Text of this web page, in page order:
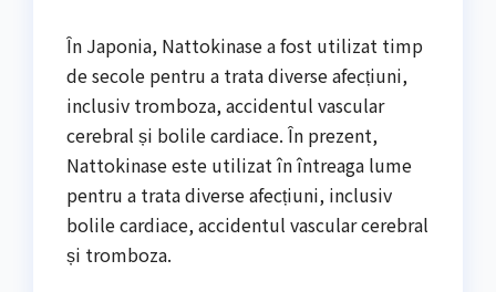
În Japonia, Nattokinase a fost utilizat timp
de secole pentru a trata diverse afecțiuni,
inclusiv tromboza, accidentul vascular
cerebral și bolile cardiace. În prezent,
Nattokinase este utilizat în întreaga lume
pentru a trata diverse afecțiuni, inclusiv
bolile cardiace, accidentul vascular cerebral
și tromboza.